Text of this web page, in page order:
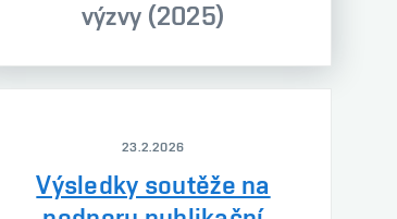
výzvy (2025)
23.2.2026
Výsledky soutěže na